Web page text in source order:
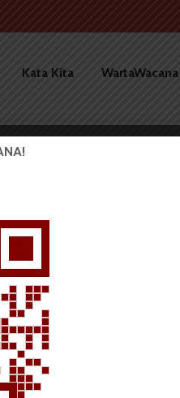
Kata Kita WartaWacana